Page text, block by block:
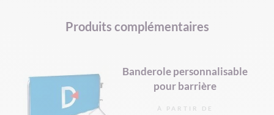
Produits complémentaires
Banderole personnalisable
pour barrière
À PARTIR DE